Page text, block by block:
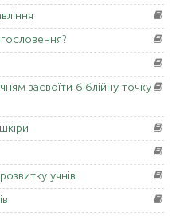
засвоїти біблійну точку
учнів